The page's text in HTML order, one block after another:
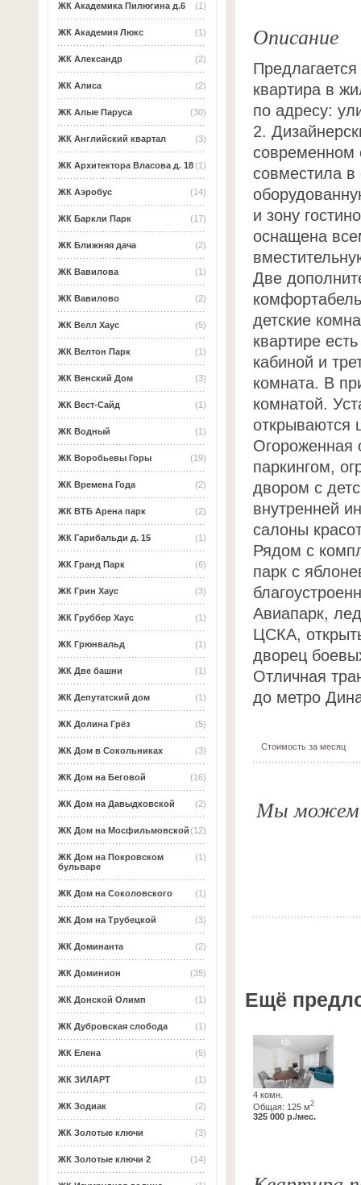
(1)
ЖК Академика Пилюгина д.6
(1)
ЖК Академия Люкс
(2)
ЖК Александр
(2)
ЖК Алиса
(30)
ЖК Алые Паруса
(3)
ЖК Английский квартал
(1)
ЖК Архитектора Власова д. 18
(14)
ЖК Аэробус
(17)
ЖК Баркли Парк
(2)
ЖК Ближняя дача
(1)
ЖК Вавилова
(2)
ЖК Вавилово
(5)
ЖК Велл Хаус
(1)
ЖК Велтон Парк
(3)
ЖК Венский Дом
(1)
ЖК Вест-Сайд
(1)
ЖК Водный
(19)
ЖК Воробьевы Горы
(2)
ЖК Времена Года
(2)
ЖК ВТБ Арена парк
(1)
ЖК Гарибальди д. 15
(6)
ЖК Гранд Парк
(3)
ЖК Грин Хаус
(1)
ЖК Груббер Хаус
(1)
ЖК Грюнвальд
(1)
ЖК Две башни
(1)
ЖК Депутатский дом
(5)
ЖК Долина Грёз
(3)
ЖК Дом в Сокольниках
(16)
ЖК Дом на Беговой
(2)
ЖК Дом на Давыдковской
(12)
ЖК Дом на Мосфильмовской
(1)
ЖК Дом на Покровском
бульваре
(1)
ЖК Дом на Соколовского
(3)
ЖК Дом на Трубецкой
(2)
ЖК Доминанта
(35)
ЖК Доминион
(1)
ЖК Донской Олимп
(1)
ЖК Дубровская слобода
(5)
ЖК Елена
(1)
ЖК ЗИЛАРТ
(2)
ЖК Зодиак
(3)
ЖК Золотые ключи
(14)
ЖК Золотые ключи 2
Описание
квартира в
по адресу:
2.
современном
совместила в
и зону
оснащена
Две
детские
квартире
кабиной и
комната. В
комнатой.
открываются
Огороженная
паркингом,
двором с
внутренней
салоны
Рядом с
парк с
Авиапарк,
ЦСКА,
дворец
Отличная
до метро
Стоимость за месяц
Мы можем
Ещё
4 комн.
Общая: 125 м2
325 000 р./мес.